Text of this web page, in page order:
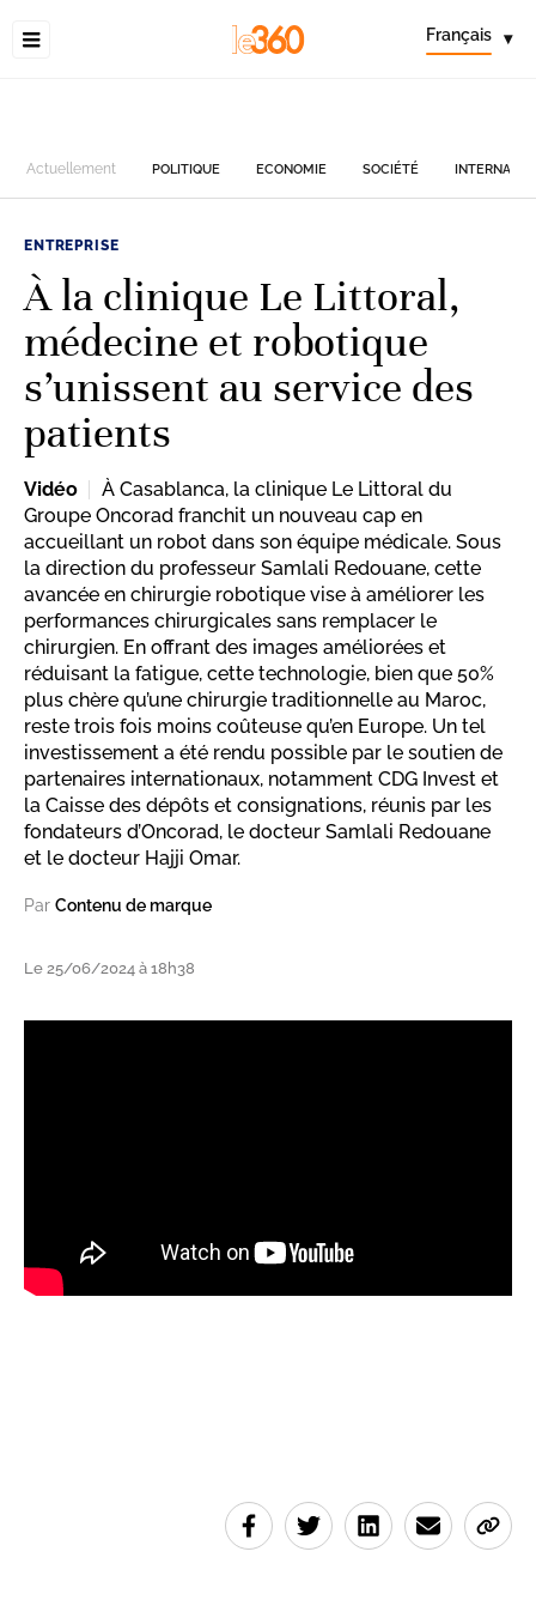
Français ▾
Actuellement POLITIQUE ECONOMIE SOCIÉTÉ
ENTREPRISE
À la clinique Le Littoral,
médecine et robotique
s’unissent au service des
patients
Vidéo
À Casablanca, la clinique Le Littoral du
Groupe Oncorad franchit un nouveau cap en
accueillant un robot dans son équipe médicale. Sous
la direction du professeur Samlali Redouane, cette
avancée en chirurgie robotique vise à améliorer les
performances chirurgicales sans remplacer le
chirurgien. En offrant des images améliorées et
réduisant la fatigue, cette technologie, bien que 50%
plus chère qu’une chirurgie traditionnelle au Maroc,
reste trois fois moins coûteuse qu’en Europe. Un tel
investissement a été rendu possible par le soutien de
partenaires internationaux, notamment CDG Invest et
la Caisse des dépôts et consignations, réunis par les
fondateurs d’Oncorad, le docteur Samlali Redouane
et le docteur Hajji Omar.
Par Contenu de marque
Le 25/06/2024 à 18h38